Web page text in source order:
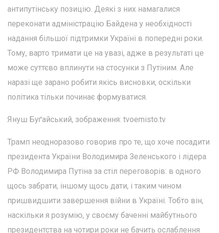
антипутінську позицію. Деякі з них намагалися
переконати адміністрацію Байдена у необхідності
надання більшої підтримки Україні в попередні роки.
Тому, варто тримати це на увазі, адже в результаті це
може суттєво вплинути на стосунки з Путіним. Але
наразі ще зарано робити якісь висновки, оскільки
політика тільки починає формуватися.
Януш Буґайський, зображення: tvoemisto.tv
Трамп неодноразово говорив про те, що хоче посадити
президента України Володимира Зеленського і лідера
РФ Володимира Путіна за стіл переговорів: в одного
щось забрати, іншому щось дати, і таким чином
пришвидшити завершення війни в Україні. Тобто він,
наскільки я розумію, у своєму баченні майбутнього
президентства на чотири роки не бачить ослаблення